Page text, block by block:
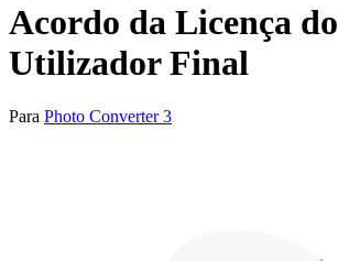
Acordo da Licença do
Utilizador Final
Para Photo Converter 3